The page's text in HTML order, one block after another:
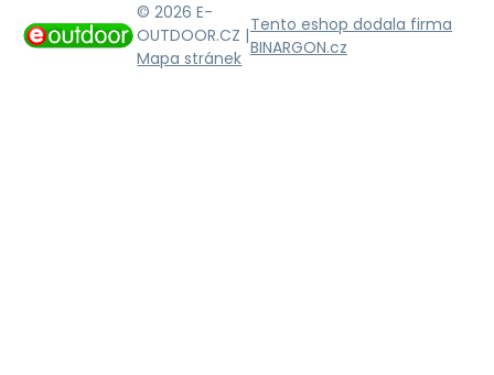
© 2026 E-
OUTDOOR.CZ |
Mapa stránek
Tento eshop dodala firma
BINARGON.cz